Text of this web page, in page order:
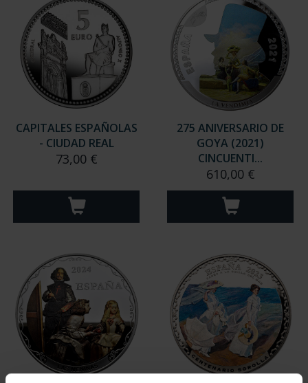
CAPITALES ESPAÑOLAS
- CIUDAD REAL
73,00 €
275 ANIVERSARIO DE
GOYA (2021)
CINCUENTI...
610,00 €